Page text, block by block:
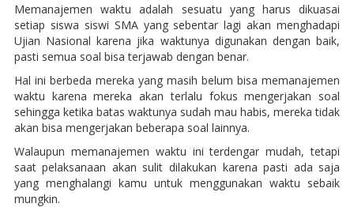
Memanajemen waktu adalah sesuatu yang harus dikuasai
setiap siswa siswi SMA yang sebentar lagi akan menghadapi
Ujian Nasional karena jika waktunya digunakan dengan baik,
pasti semua soal bisa terjawab dengan benar.
Hal ini berbeda mereka yang masih belum bisa memanajemen
waktu karena mereka akan terlalu fokus mengerjakan soal
sehingga ketika batas waktunya sudah mau habis, mereka tidak
akan bisa mengerjakan beberapa soal lainnya.
Walaupun memanajemen waktu ini terdengar mudah, tetapi
saat pelaksanaan akan sulit dilakukan karena pasti ada saja
yang menghalangi kamu untuk menggunakan waktu sebaik
mungkin.